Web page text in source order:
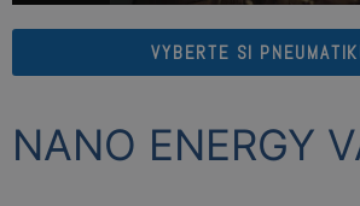
VYBERTE SI
NANO ENERGY